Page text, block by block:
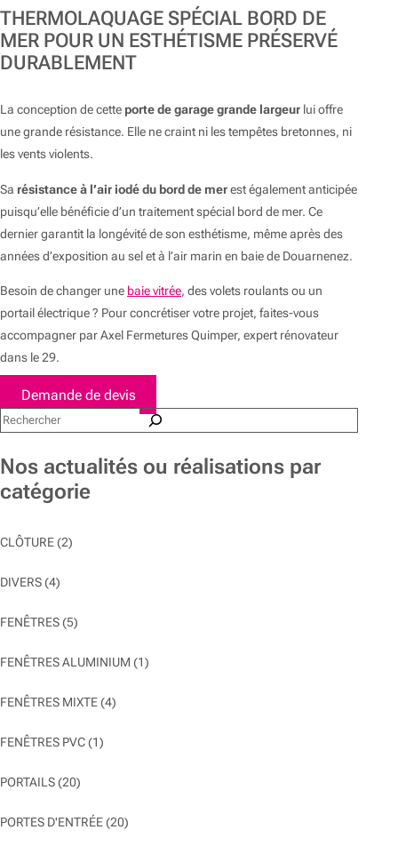
THERMOLAQUAGE SPÉCIAL BORD DE
MER POUR UN ESTHÉTISME PRÉSERVÉ
DURABLEMENT
La conception de cette porte de garage grande largeur lui offre
une grande résistance. Elle ne craint ni les tempêtes bretonnes, ni
les vents violents.
Sa résistance à l’air iodé du bord de merest également anticipée
puisqu’elle bénéficie d’un traitement spécial bord de mer. Ce
dernier garantit la longévité de son esthétisme, même après des
années d’exposition au sel et à l’air marin en baie de Douarnenez.
Besoin de changer une baie vitrée, des volets roulants ou un
portail électrique ? Pour concrétiser votre projet, faites-vous
accompagner par Axel Fermetures Quimper, expert rénovateur
dans le 29.
Demande de devis
Rechercher
Nos actualités ou réalisations par
catégorie
CLÔTURE(2)
DIVERS(4)
FENÊTRES(5)
FENÊTRES ALUMINIUM (1)
FENÊTRES MIXTE(4)
FENÊTRES PVC(1)
PORTAILS(20)
PORTES D'ENTRÉE(20)